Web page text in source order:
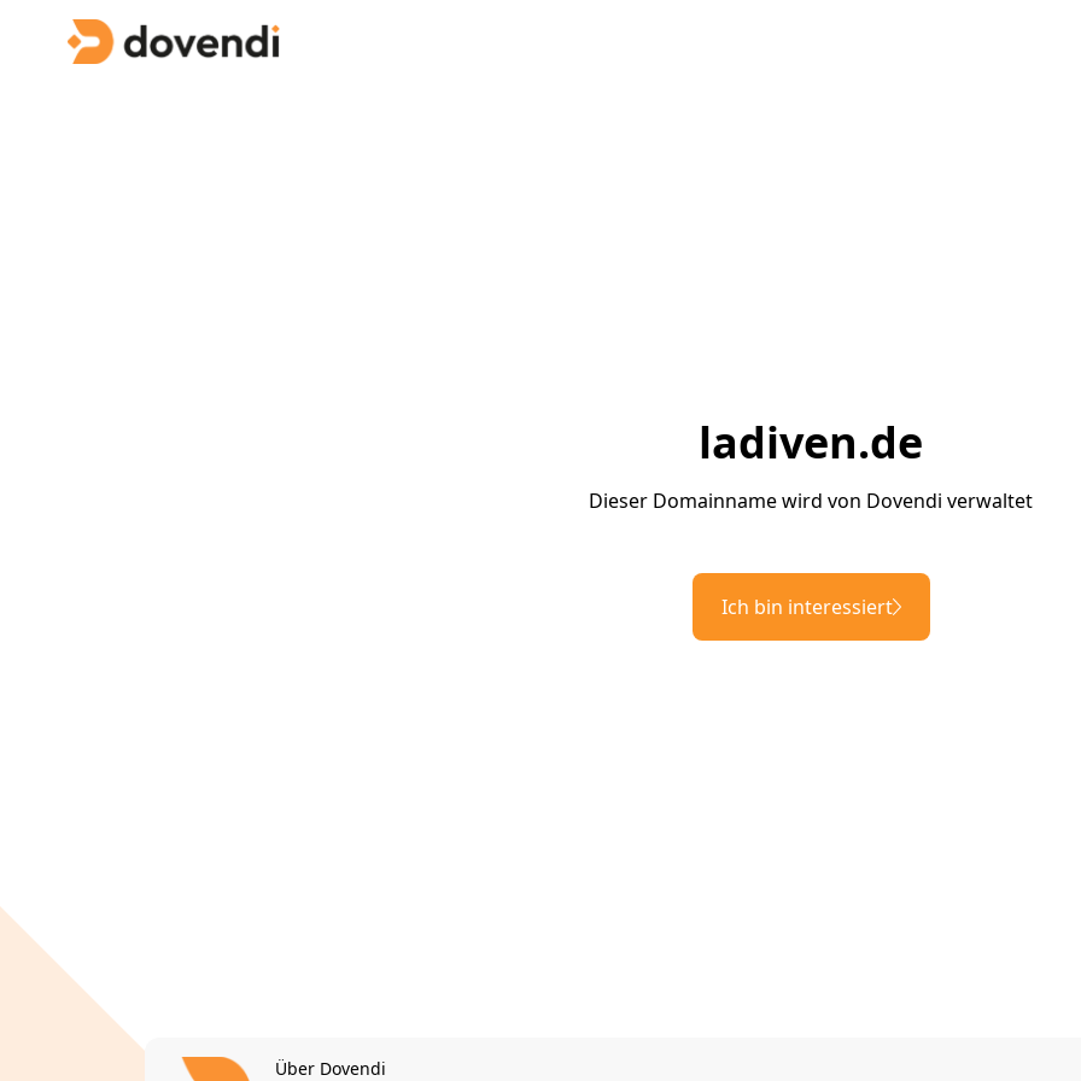
ladiven.de
Dieser Domainname wird von Dovendi verwaltet
Ich bin interessiert
Über Dovendi